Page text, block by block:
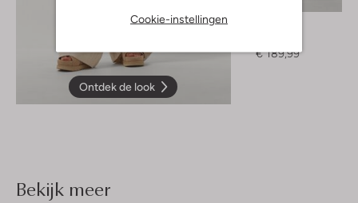
Cookie-instellingen
Ontdek de look
€ 189,99
Bekijk meer